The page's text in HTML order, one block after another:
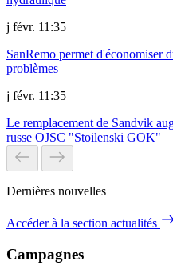
j févr. 11:35
SanRemo permet d'économiser
problèmes
j févr. 11:35
Le remplacement de Sandvik
russe OJSC "Stoilenski GOK"
Dernières nouvelles
Accéder à la section actualités
Campagnes